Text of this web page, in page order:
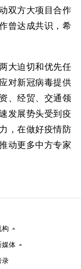
双方大项目合作
曾达成共识，希
大迫切和优先任
对新冠病毒提供
、经贸、交通领
发展势头受到疫
，在做好疫情防
动更多中方专家
构
媒体
录